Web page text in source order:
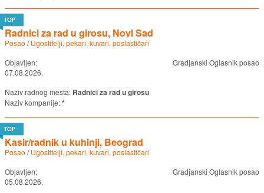
Radnici za rad u girosu, Novi Sad
Posao /Ugostitelji, pekari, kuvari, poslastičari
Gradjanski Oglasnik posao
Objavljen:
07.08.2026.
Naziv radnog mesta: Radnici za rad u girosu
Naziv kompanije:*
Kasir/radnik u kuhinji, Beograd
Posao /Ugostitelji, pekari, kuvari, poslastičari
Gradjanski Oglasnik posao
Objavljen:
05.08.2026.